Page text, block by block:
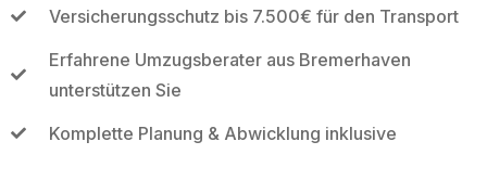
Versicherungsschutz bis 7.500€ für den Transport
Erfahrene Umzugsberater aus Bremerhaven
unterstützen Sie
Komplette Planung & Abwicklung inklusive